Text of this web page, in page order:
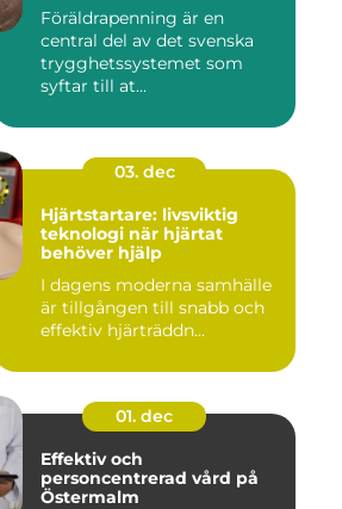
Föräldrapenning är en
central del av det svenska
trygghetssystemet som
syftar till at...
03. dec
Hjärtstartare: livsviktig
teknologi när hjärtat
behöver hjälp
I dagens moderna samhälle
är tillgången till snabb och
effektiv hjärträddn...
01. dec
Effektiv och
personcentrerad vård på
Östermalm